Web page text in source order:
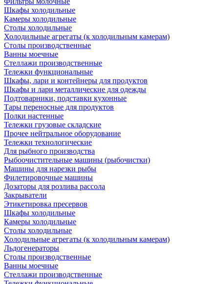
Шкафы холодильные
Камеры холодильные
Столы холодильные
Холодильные агрегаты (к холодильным камерам)
Столы производственные
Ванны моечные
Стеллажи производственные
Тележки функциональные
Шкафы, лари и контейнеры для продуктов
Шкафы и лари металлические для одежды
Подтоварники, подставки кухонные
Тары переносные для продуктов
Полки настенные
Тележки грузовые складские
Прочее нейтральное оборудование
Тележки технологические
Для рыбного производства
Рыбоочистительные машины (рыбочистки)
Машины для нарезки рыбы
Филетировочные машины
Дозаторы для розлива рассола
Закрыватели
Этикетировка пресервов
Шкафы холодильные
Камеры холодильные
Столы холодильные
Холодильные агрегаты (к холодильным камерам)
Льдогенераторы
Столы производственные
Ванны моечные
Стеллажи производственные